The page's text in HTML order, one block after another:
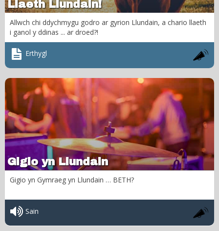
Llaeth Llundain!
Allwch chi ddychmygu godro ar gyrion Llundain, a chario llaeth
i ganol y ddinas ... ar droed?!
Erthygl
Gigio yn Llundain
Gigio yn Gymraeg yn Llundain … BETH?
Sain